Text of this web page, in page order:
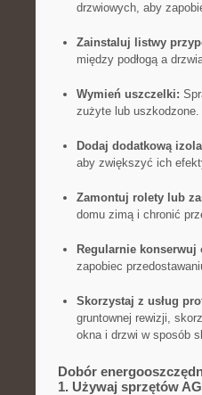
drzwiowych, aby
Zainstaluj listwy
między⁣ podłogą ⁢a
Wymień uszczelki:
zużyte lub uszkodzone.
Dodaj dodatkową
aby zwiększyć ich
Zamontuj rolety lub
domu zimą i chronić
Regularnie konserwuj⁤
zapobiec
Skorzystaj z usług
gruntownej rewizji,
okna i drzwi ⁤w‍ sposób
Dobór
1. Używaj sprzętów